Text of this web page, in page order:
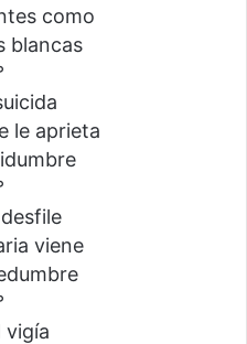
como
blancas
le aprieta
viene
vigía